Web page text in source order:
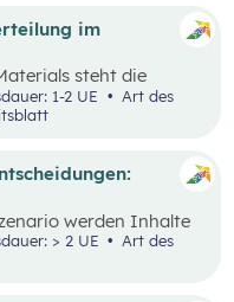
im
steht die
(unbezahlter) Arbeit
Schwerpunkt liegt
der
die selbst unbezahlte
aufzeichnen und deren
1-2 UE
werden Inhalte
„Leben und
spielerisch
> 2 UE
Art des
die
Lebenssituationen
dabei helfen,
Aufgaben
analysieren,